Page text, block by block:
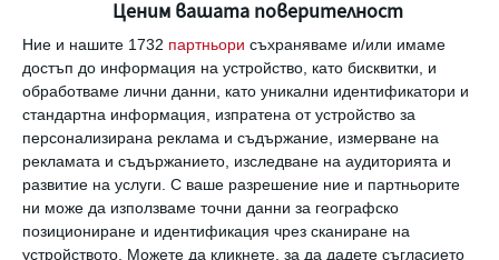
Ценим вашата поверителност
Ние и нашите 1732 партньори съхраняваме и/или имаме
достъп до информация на устройство, като бисквитки, и
обработваме лични данни, като уникални идентификатори и
стандартна информация, изпратена от устройство за
персонализирана реклама и съдържание, измерване на
рекламата и съдържанието, изследване на аудиторията и
развитие на услуги. С ваше разрешение ние и партньорите
ни може да използваме точни данни за географско
позициониране и идентификация чрез сканиране на
устройството. Можете да кликнете, за да дадете съгласието
А приближавайки до целта, насрещното
течение още по-мощно ги оттласква назад.
Само най-добрите от тях ще успеят да
достигнат до яйцеклетката. Останалите
се натрупват под структурите, обяснява
Алирез Абаспурад, един от изследователите.
Именно по този механизъм организмът на